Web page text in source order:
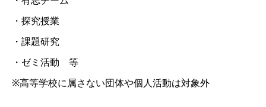
・探究授業
・課題研究
・ゼミ活動 等
※高等学校に属さない団体や個人活動は対象外